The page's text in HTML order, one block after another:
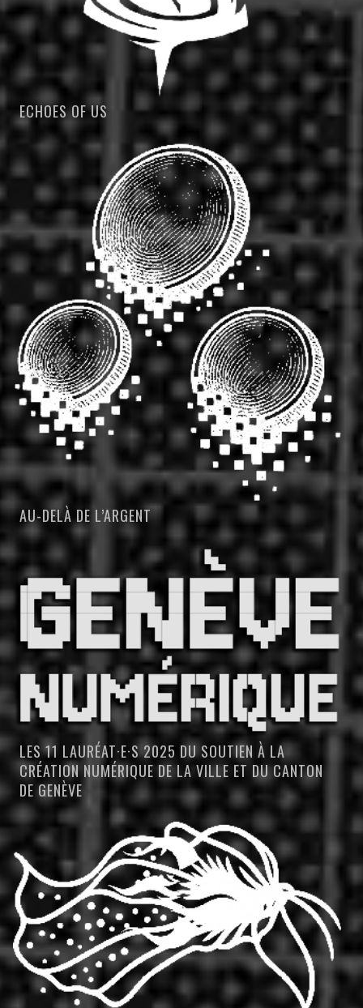
ECHOES OF US
AU-DELÀ DE L’ARGENT
LES 11 LAURÉAT·E·S 2025 DU SOUTIEN À LA
CRÉATION NUMÉRIQUE DE LA VILLE ET DU CANTON
DE GENÈVE